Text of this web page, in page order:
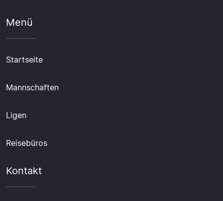
Menü
Startseite
Mannschaften
Ligen
Reisebüros
Kontakt